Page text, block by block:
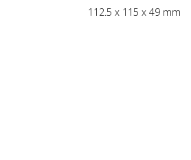
112.5 x 115 x 49 mm